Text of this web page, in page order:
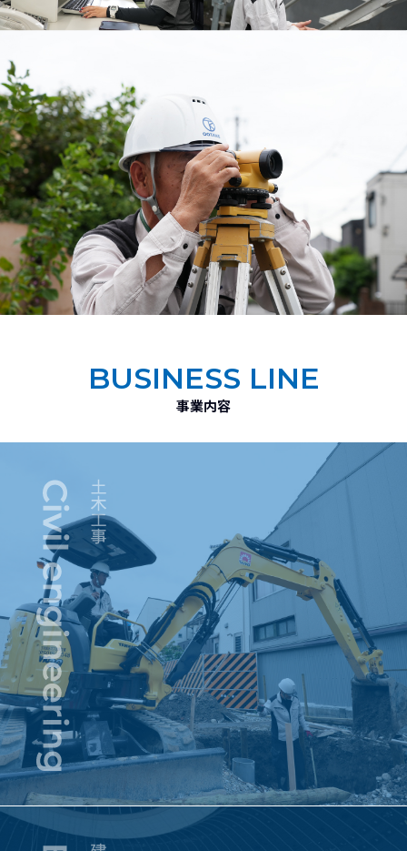
BUSINESS LINE
事業内容